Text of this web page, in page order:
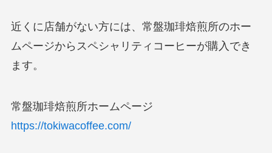
近くに店舗がない方には、常盤珈琲焙煎所のホー
ムページからスペシャリティコーヒーが購入でき
ます。
常盤珈琲焙煎所ホームページ
https://tokiwacoffee.com/